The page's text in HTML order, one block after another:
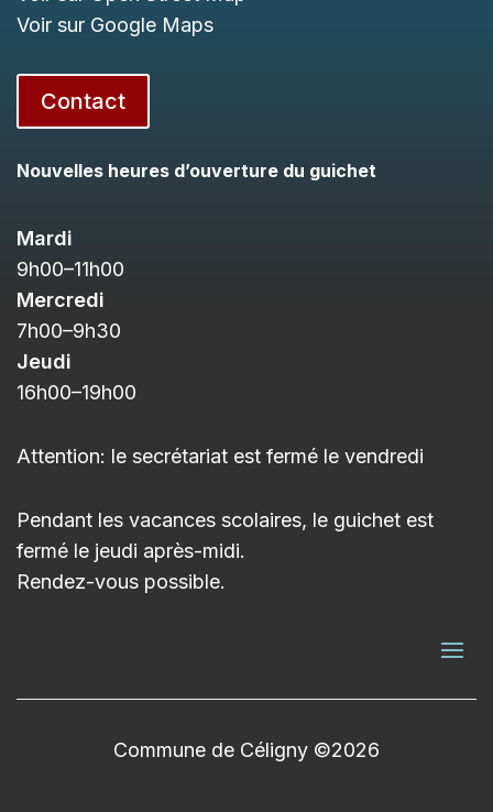
Voir sur Google Maps
Contact
Nouvelles heures d’ouverture du guichet
Mardi
9h00–11h00
Mercredi
7h00–9h30
Jeudi
16h00–19h00
Attention: le secrétariat est fermé le vendredi
Pendant les vacances scolaires, le guichet est
fermé le jeudi après-midi.
Rendez-vous possible.
Commune de Céligny ©2026